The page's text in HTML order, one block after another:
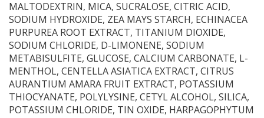
MALTODEXTRIN, MICA, SUCRALOSE, CITRIC ACID,
SODIUM HYDROXIDE, ZEA MAYS STARCH, ECHINACEA
PURPUREA ROOT EXTRACT, TITANIUM DIOXIDE,
SODIUM CHLORIDE, D-LIMONENE, SODIUM
METABISULFITE, GLUCOSE, CALCIUM CARBONATE, L-
MENTHOL, CENTELLA ASIATICA EXTRACT, CITRUS
AURANTIUM AMARA FRUIT EXTRACT, POTASSIUM
THIOCYANATE, POLYLYSINE, CETYL ALCOHOL, SILICA,
POTASSIUM CHLORIDE, TIN OXIDE, HARPAGOPHYTUM